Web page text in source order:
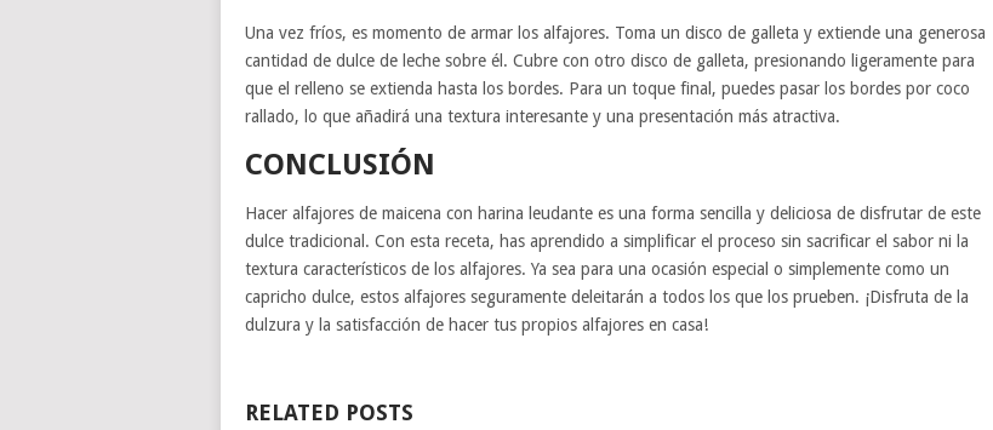
Una vez fríos, es momento de armar los alfajores. Toma un disco de galleta y extiende una generosa
cantidad de dulce de leche sobre él. Cubre con otro disco de galleta, presionando ligeramente para
que el relleno se extienda hasta los bordes. Para un toque final, puedes pasar los bordes por coco
rallado, lo que añadirá una textura interesante y una presentación más atractiva.
CONCLUSIÓN
Hacer alfajores de maicena con harina leudante es una forma sencilla y deliciosa de disfrutar de este
dulce tradicional. Con esta receta, has aprendido a simplificar el proceso sin sacrificar el sabor ni la
textura característicos de los alfajores. Ya sea para una ocasión especial o simplemente como un
capricho dulce, estos alfajores seguramente deleitarán a todos los que los prueben. ¡Disfruta de la
dulzura y la satisfacción de hacer tus propios alfajores en casa!
RELATED POSTS